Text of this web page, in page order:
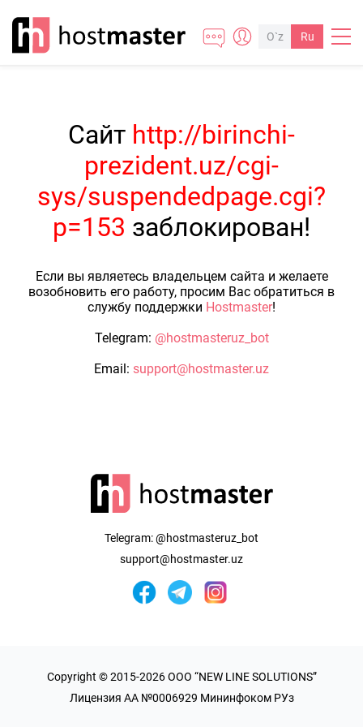
O`z Ru
Сайт http://birinchi-
prezident.uz/cgi-
sys/suspendedpage.cgi?
p=153 заблокирован!
Если вы являетесь владельцем сайта и желаете
возобновить его работу, просим Вас обратиться в
службу поддержки Hostmaster!
Telegram: @hostmasteruz_bot
Email: support@hostmaster.uz
Telegram:@hostmasteruz_bot
support@hostmaster.uz
Copyright © 2015-2026 OOO “NEW LINE SOLUTIONS”
Лицензия AA №0006929 Мининфоком РУз